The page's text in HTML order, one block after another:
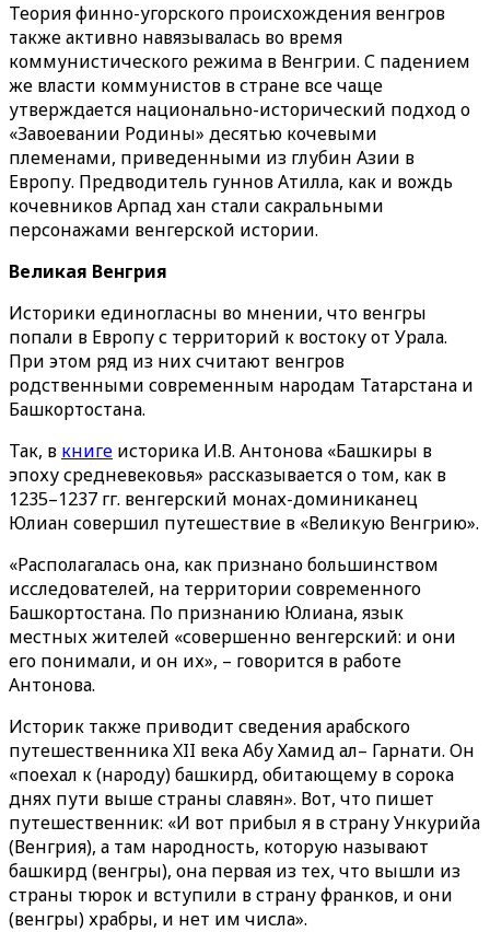
Теория финно-угорского происхождения венгров
также активно навязывалась во время
коммунистического режима в Венгрии. С падением
же власти коммунистов в стране все чаще
утверждается национально-исторический подход о
«Завоевании Родины» десятью кочевыми
племенами, приведенными из глубин Азии в
Европу. Предводитель гуннов Атилла, как и вождь
кочевников Арпад хан стали сакральными
персонажами венгерской истории.
Великая Венгрия
Историки единогласны во мнении, что венгры
попали в Европу с территорий к востоку от Урала.
При этом ряд из них считают венгров
родственными современным народам Татарстана и
Башкортостана.
Так, в книге историка И.В. Антонова «Башкиры в
эпоху средневековья» рассказывается о том, как в
1235–1237 гг. венгерский монах-доминиканец
Юлиан совершил путешествие в «Великую Венгрию».
«Располагалась она, как признано большинством
исследователей, на территории современного
Башкортостана. По признанию Юлиана, язык
местных жителей «совершенно венгерский: и они
его понимали, и он их», – говорится в работе
Антонова.
Историк также приводит сведения арабского
путешественника XII века Абу Хамид ал– Гарнати. Он
«поехал к (народу) башкирд, обитающему в сорока
днях пути выше страны славян». Вот, что пишет
путешественник: «И вот прибыл я в страну Ункурийа
(Венгрия), а там народность, которую называют
башкирд (венгры), она первая из тех, что вышли из
страны тюрок и вступили в страну франков, и они
(венгры) храбры, и нет им числа».